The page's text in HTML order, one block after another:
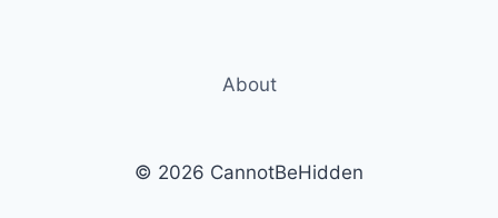
About
© 2026 CannotBeHidden